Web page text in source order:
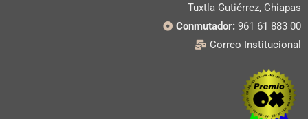
Tuxtla Gutiérrez, Chiapas
Conmutador: 961 61 883 00
Correo Institucional